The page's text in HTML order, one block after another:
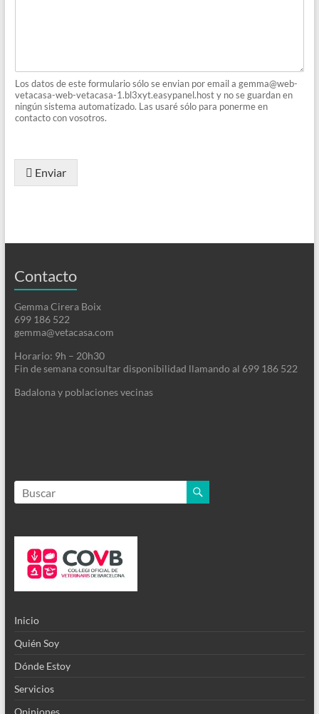
Los datos de este formulario sólo se envian por email a gemma@web-
vetacasa-web-vetacasa-1.bl3xyt.easypanel.host y no se guardan en
ningún sistema automatizado. Las usaré sólo para ponerme en
contacto con vosotros.
Enviar
Contacto
Gemma Cirera Boix
699 186 522
gemma@vetacasa.com
Horario: 9h – 20h30
Fin de semana consultar disponibilidad llamando al 699 186 522
Badalona y poblaciones vecinas
Inicio
Quién Soy
Dónde Estoy
Servicios
Opiniones